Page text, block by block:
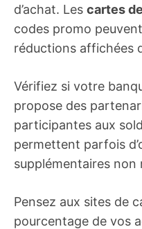
d’achat. Les cartes
codes promo
réductions affichées
Vérifiez si votre
propose des
participantes aux
permettent parfois
supplémentaires non
Pensez aux sites de
pourcentage de vos